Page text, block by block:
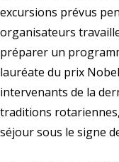
excursions prévus
organisateurs
préparer un
lauréate du prix
intervenants de la
traditions
séjour sous le signe